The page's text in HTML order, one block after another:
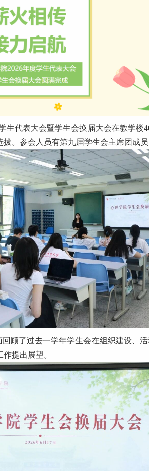
生代表大会暨学生会换届大会在教学楼
。参会人员有第九届学生会主席团成员
顾了过去一学年学生会在组织建设、
提出展望。